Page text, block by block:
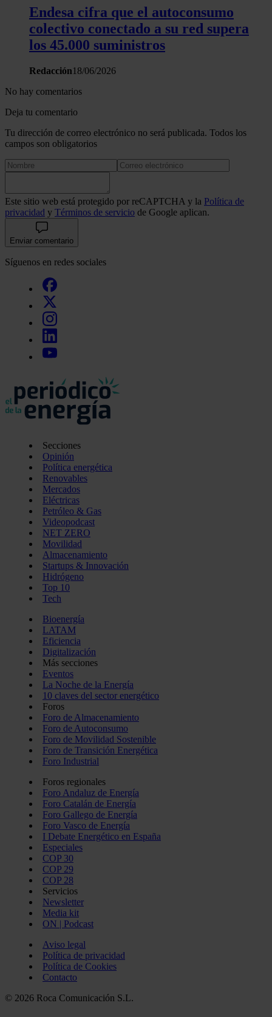
Endesa cifra que el autoconsumo
colectivo conectado a su red supera
los 45.000 suministros
Redacción18/06/2026
No hay comentarios
Deja tu comentario
Tu dirección de correo electrónico no será publicada. Todos los
campos son obligatorios
Este sitio web está protegido por reCAPTCHA y la Política de
privacidad y Términos de servicio de Google aplican.
Enviar comentario
Síguenos en redes sociales
Secciones
Opinión
Política energética
Renovables
Mercados
Eléctricas
Petróleo & Gas
Videopodcast
NET ZERO
Movilidad
Almacenamiento
Startups & Innovación
Hidrógeno
Top 10
Tech
Bioenergía
LATAM
Eficiencia
Digitalización
Más secciones
Eventos
La Noche de la Energía
10 claves del sector energético
Foros
Foro de Almacenamiento
Foro de Autoconsumo
Foro de Movilidad Sostenible
Foro de Transición Energética
Foro Industrial
Foros regionales
Foro Andaluz de Energía
Foro Catalán de Energía
Foro Gallego de Energía
Foro Vasco de Energía
I Debate Energético en España
Especiales
COP 30
COP 29
COP 28
Servicios
Newsletter
Media kit
ON | Podcast
Aviso legal
Política de privacidad
Política de Cookies
Contacto
© 2026 Roca Comunicación S.L.